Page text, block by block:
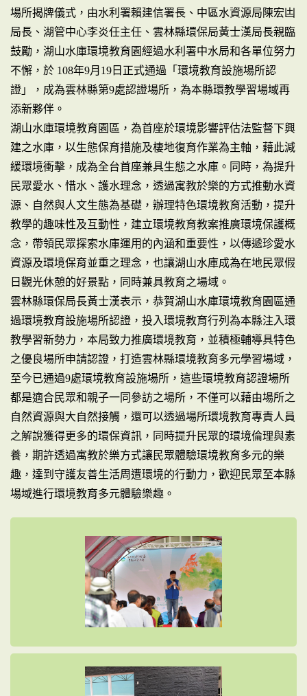
場所揭牌儀式，由水利署賴建信署長、中區水資源局陳宏凷
局長、湖管中心李炎任主任、雲林縣環保局黃士漢局長親臨
鼓勵，湖山水庫環境教育園經過水利署中水局和各單位努力
不懈，於 108年9月19日正式通過「環境教育設施場所認
證」，成為雲林縣第9處認證場所，為本縣環教學習場域再
添新夥伴。
湖山水庫環境教育園區，為首座於環境影響評估法監督下興
建之水庫，以生態保育措施及棲地復育作業為主軸，藉此減
緩環境衝擊，成為全台首座兼具生態之水庫。同時，為提升
民眾愛水、惜水、護水理念，透過寓教於樂的方式推動水資
源、自然與人文生態為基礎，辦理特色環境教育活動，提升
教學的趣味性及互動性，建立環境教育教案推廣環境保護概
念，帶領民眾探索水庫運用的內涵和重要性，以傳遞珍愛水
資源及環境保育並重之理念，也讓湖山水庫成為在地民眾假
日觀光休憩的好景點，同時兼具教育之場域。
雲林縣環保局長黃士漢表示，恭賀湖山水庫環境教育園區通
過環境教育設施場所認證，投入環境教育行列為本縣注入環
教學習新勢力，本局致力推廣環境教育，並積極輔導具特色
之優良場所申請認證，打造雲林縣環境教育多元學習場域，
至今已通過9處環境教育設施場所，這些環境教育認證場所
都是適合民眾和親子一同參訪之場所，不僅可以藉由場所之
自然資源與大自然接觸，還可以透過場所環境教育專責人員
之解說獲得更多的環保資訊，同時提升民眾的環境倫理與素
養，期許透過寓教於樂方式讓民眾體驗環境教育多元的樂
趣，達到守護友善生活周遭環境的行動力，歡迎民眾至本縣
場域進行環境教育多元體驗樂趣。